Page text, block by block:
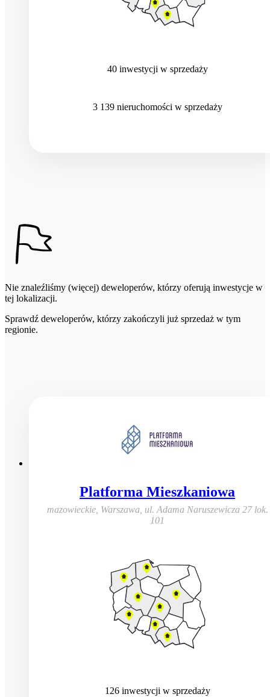
40 inwestycji w sprzedaży
3 139 nieruchomości w sprzedaży
Nie znaleźliśmy (więcej) deweloperów, którzy oferują inwestycje w
tej lokalizacji.
Sprawdź deweloperów, którzy zakończyli już sprzedaż w tym
regionie.
Platforma Mieszkaniowa
mazowieckie, Warszawa, ul. Adama Naruszewicza 27 lok.
101
126 inwestycji w sprzedaży